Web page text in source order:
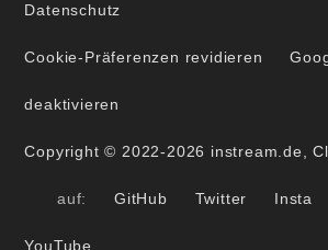
Datenschutz
Cookie-Präferenzen revidieren
deaktivieren
Copyright © 2022-2026 instream.de,
auf: GitHub Twitter Insta
YouTube